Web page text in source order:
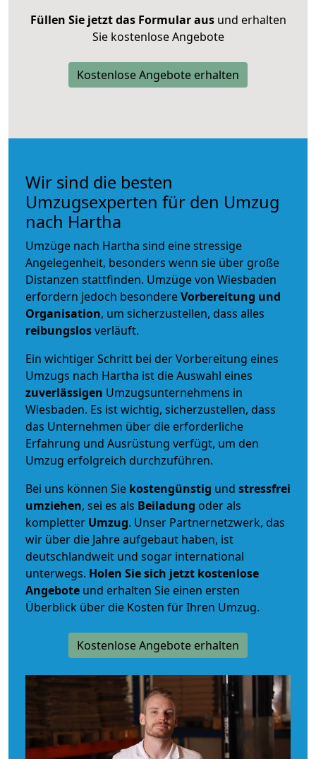
Füllen Sie jetzt das Formular ausund erhalten
Sie kostenlose Angebote
Kostenlose Angebote erhalten
Wir sind die besten
Umzugsexperten für den Umzug
nach Hartha
Umzüge nach Hartha sind eine stressige
Angelegenheit, besonders wenn sie über große
Distanzen stattfinden. Umzüge von Wiesbaden
erfordern jedoch besondereVorbereitung und
Organisation, um sicherzustellen, dass alles
reibungslosverläuft.
Ein wichtiger Schritt bei der Vorbereitung eines
Umzugs nach Hartha ist die Auswahl eines
zuverlässigen Umzugsunternehmens in
Wiesbaden. Es ist wichtig, sicherzustellen, dass
das Unternehmen über die erforderliche
Erfahrung und Ausrüstung verfügt, um den
Umzug erfolgreich durchzuführen.
Bei uns können Sie kostengünstig und stressfrei
umziehen, sei es als Beiladung oder als
kompletter Umzug. Unser Partnernetzwerk, das
wir über die Jahre aufgebaut haben, ist
deutschlandweit und sogar international
unterwegs. Holen Sie sich jetzt kostenlose
Angebote und erhalten Sie einen ersten
Überblick über die Kosten für Ihren Umzug.
Kostenlose Angebote erhalten